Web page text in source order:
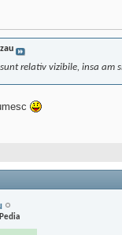
relativ vizibile, insa am